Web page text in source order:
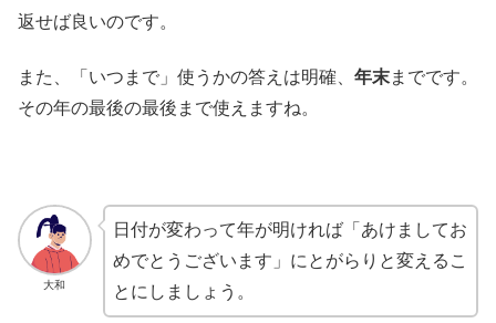
返せば良いのです。
また、「いつまで」使うかの答えは明確、 年末までです。
その年の最後の最後まで使えますね。
大和
日付が変わって年が明ければ「あけましてお
めでとうございます」にとがらりと変えるこ
とにしましょう。